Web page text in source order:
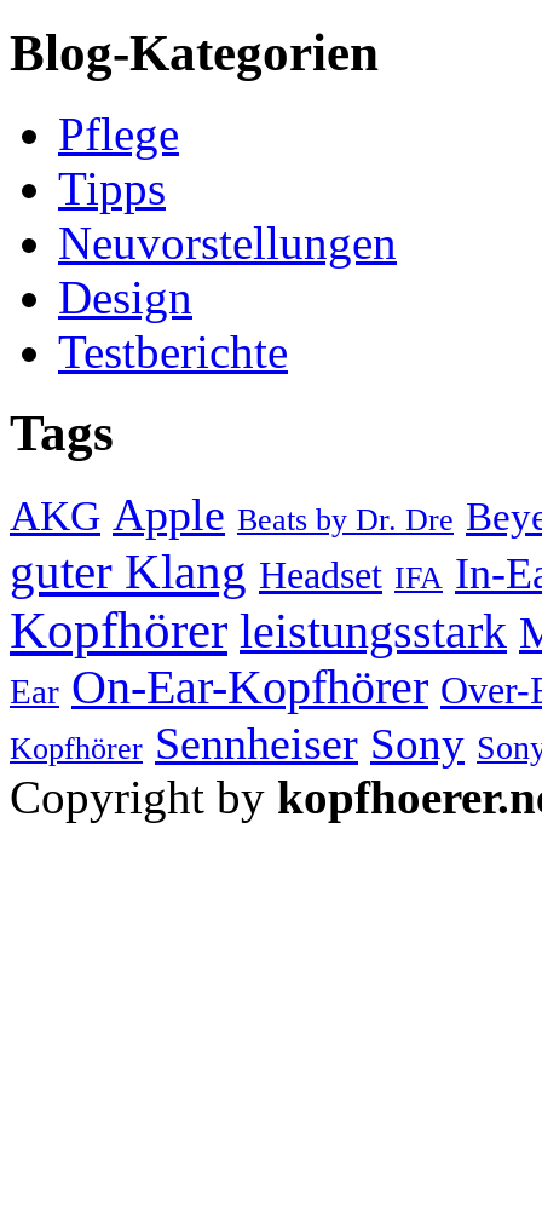
Blog-Kategorien
Pflege
Tipps
Neuvorstellungen
Design
Testberichte
Tags
AKG Apple Beats by Dr. Dre
guter Klang Headset IFA In-
Kopfhörer leistungsstark
Ear On-Ear-Kopfhörer Over-
Kopfhörer Sennheiser Sony
Copyright by